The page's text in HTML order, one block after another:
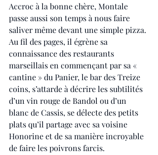
Accroc à la bonne chère, Montale
passe aussi son temps à nous faire
saliver même devant une simple pizza.
Au fil des pages, il égrène sa
connaissance des restaurants
marseillais en commençant par sa «
cantine » du Panier, le bar des Treize
coins, s’attarde à décrire les subtilités
d’un vin rouge de Bandol ou d’un
blanc de Cassis, se délecte des petits
plats qu’il partage avec sa voisine
Honorine et de sa manière incroyable
de faire les poivrons farcis.